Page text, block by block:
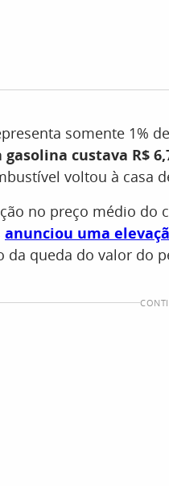
somente 1%
custava R$
voltou à casa
no preço médio do
anunciou uma
da queda do valor do